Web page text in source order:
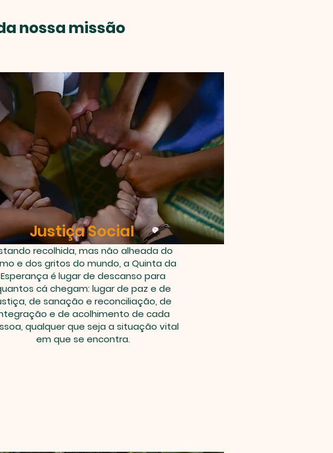
nossa missão
Justiça Social
recolhida, mas não alheada do
e dos gritos do mundo, a Quinta da
Esperança é lugar de descanso para
cá chegam: lugar de paz e de
de sanação e reconciliação, de
e de acolhimento de cada
qualquer que seja a situação vital
em que se encontra.